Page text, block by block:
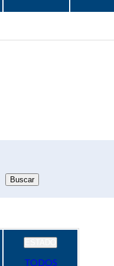
TODOS